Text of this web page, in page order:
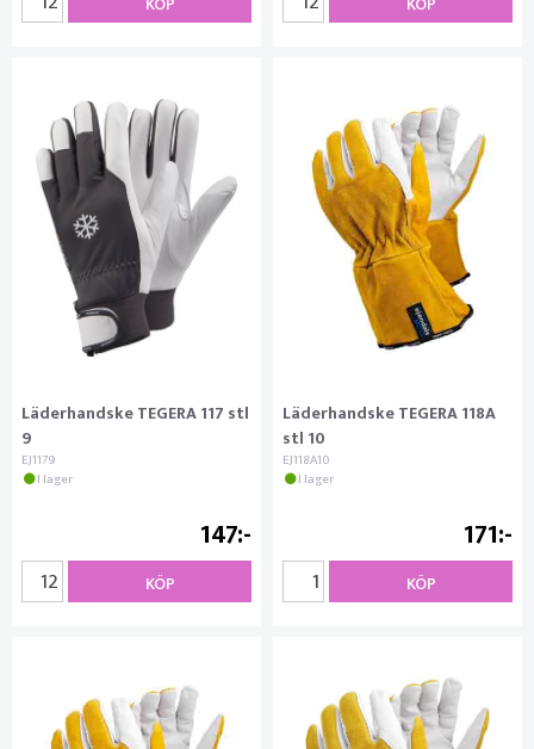
Läderhandske TEGERA 117 stl
9
EJ1179
I lager
147
KÖP
Läderhandske TEGERA 118A
stl 10
EJ118A10
I lager
171
KÖP